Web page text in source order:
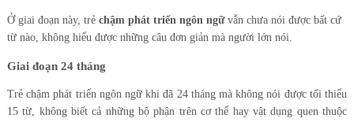
Ở giai đoạn này, trẻ chậm phát triển ngôn ngữvẫn chưa nói được bất cứ
từ nào, không hiểu được những câu đơn giản mà người lớn nói.
Giai đoạn 24 tháng
Trẻ chậm phát triển ngôn ngữ khi đã 24 tháng mà không nói được tối thiểu
15 từ, không biết cả những bộ phận trên cơ thể hay vật dụng quen thuộc